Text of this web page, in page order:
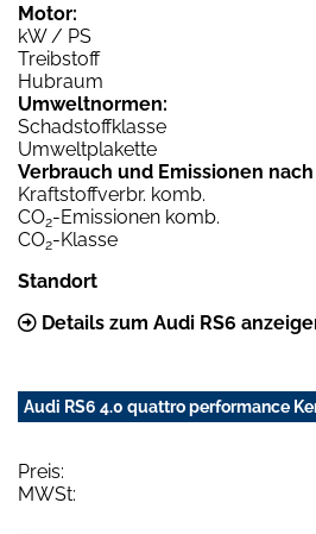
Motor:
kW / PS
Treibstoff
Hubraum
Umweltnormen:
Schadstoffklasse
Umweltplakette
Verbrauch und Emissionen nach
Kraftstoffverbr. komb.
CO2-Emissionen komb.
CO2-Klasse
Standort
Details zum Audi RS6
Audi RS6 4.0 quattro performance
Preis:
MWSt: